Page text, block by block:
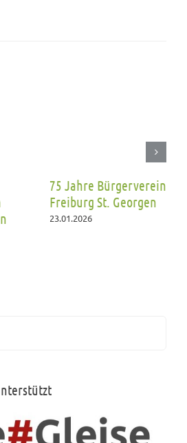
75 Jahre Bürgerverein
Freiburg St. Georgen
23.01.2026